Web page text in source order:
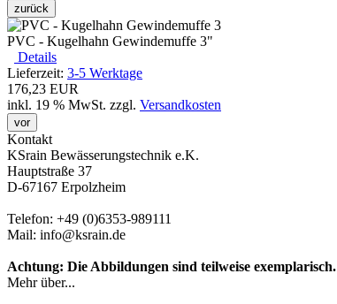
zurück
PVC - Kugelhahn Gewindemuffe 3"
Details
Lieferzeit: 3-5 Werktage
176,23 EUR
inkl. 19 % MwSt. zzgl. Versandkosten
vor
Kontakt
KSrain Bewässerungstechnik e.K.
Hauptstraße 37
D-67167 Erpolzheim
Telefon: +49 (0)6353-989111
Mail: info@ksrain.de
Achtung: Die Abbildungen sind teilweise exemplarisch.
Mehr über...